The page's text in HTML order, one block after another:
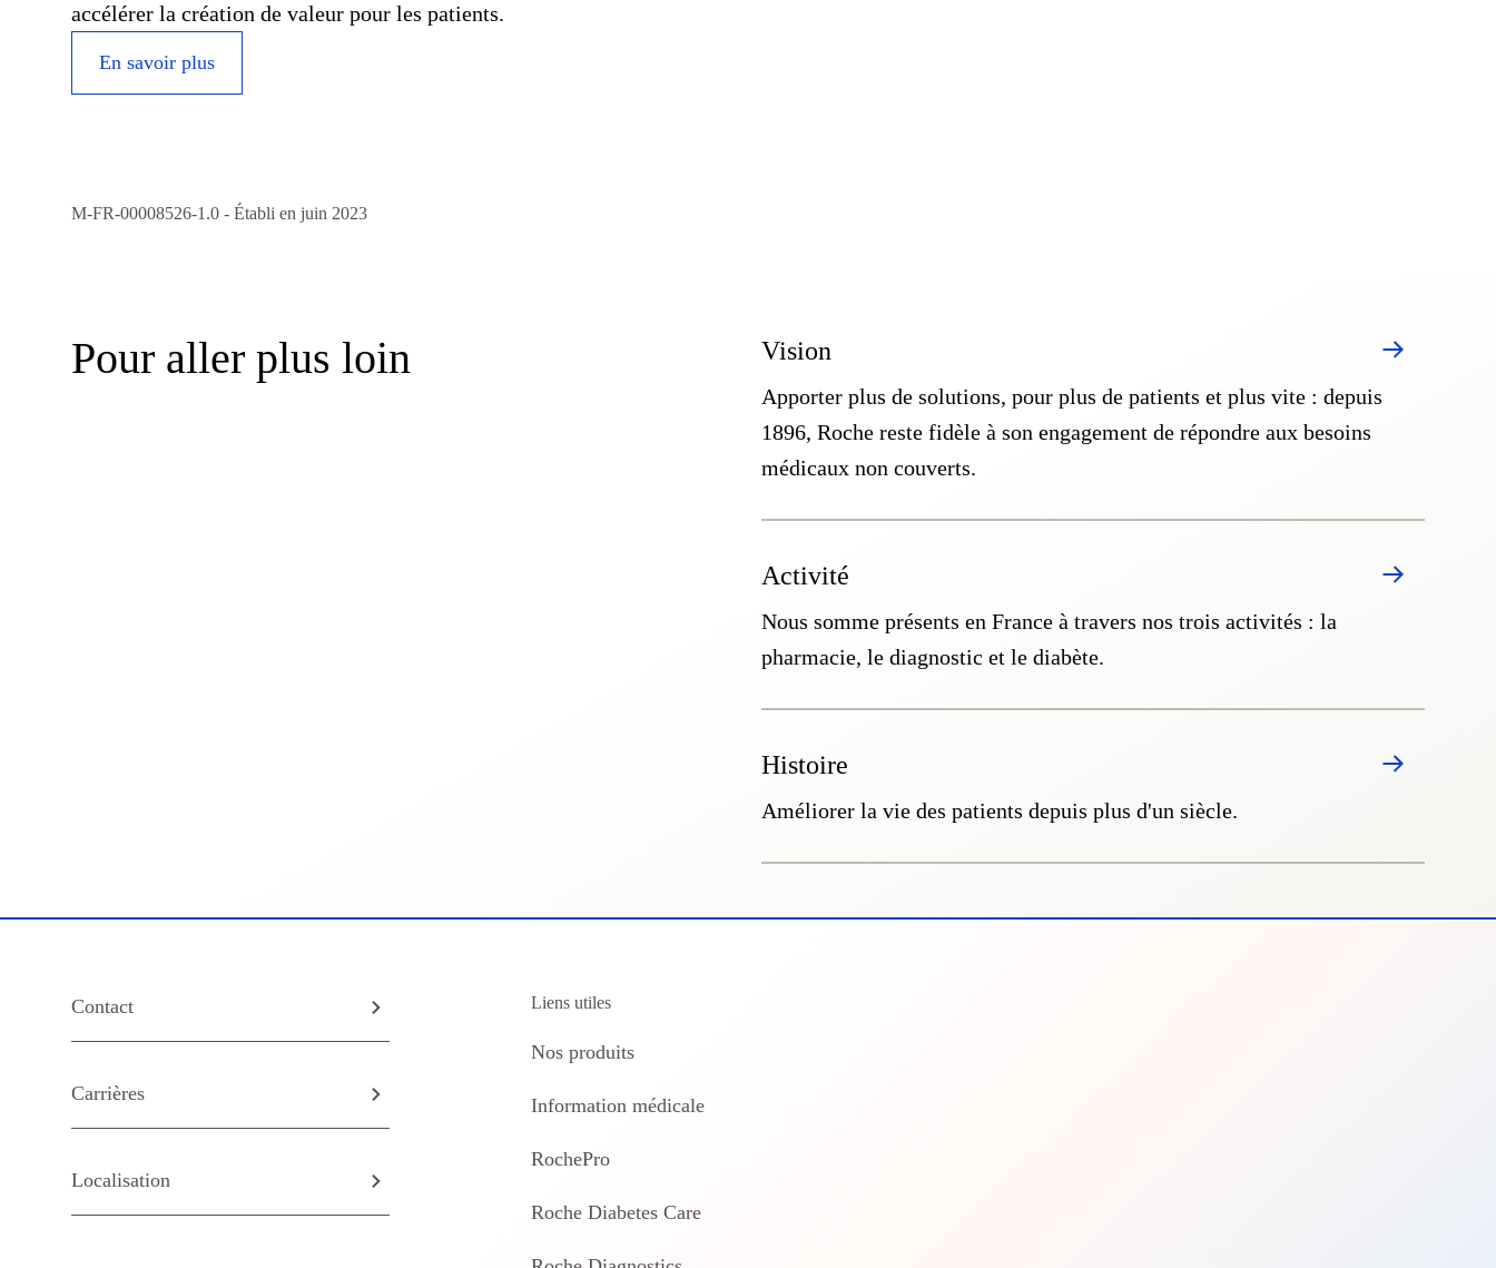
accélérer la création de valeur pour les patients.
En savoir plus
M-FR-00008526-1.0 - Établi en juin 2023
Pour aller plus loin Vision
Apporter plus de solutions, pour plus de patients et plus vite : depuis
1896, Roche reste fidèle à son engagement de répondre aux besoins
médicaux non couverts.
Activité
Nous somme présents en France à travers nos trois activités : la
pharmacie, le diagnostic et le diabète.
Histoire
Améliorer la vie des patients depuis plus d'un siècle.
Contact
Carrières
Localisation
Liens utiles
Nos produits
Information médicale
RochePro
Roche Diabetes Care